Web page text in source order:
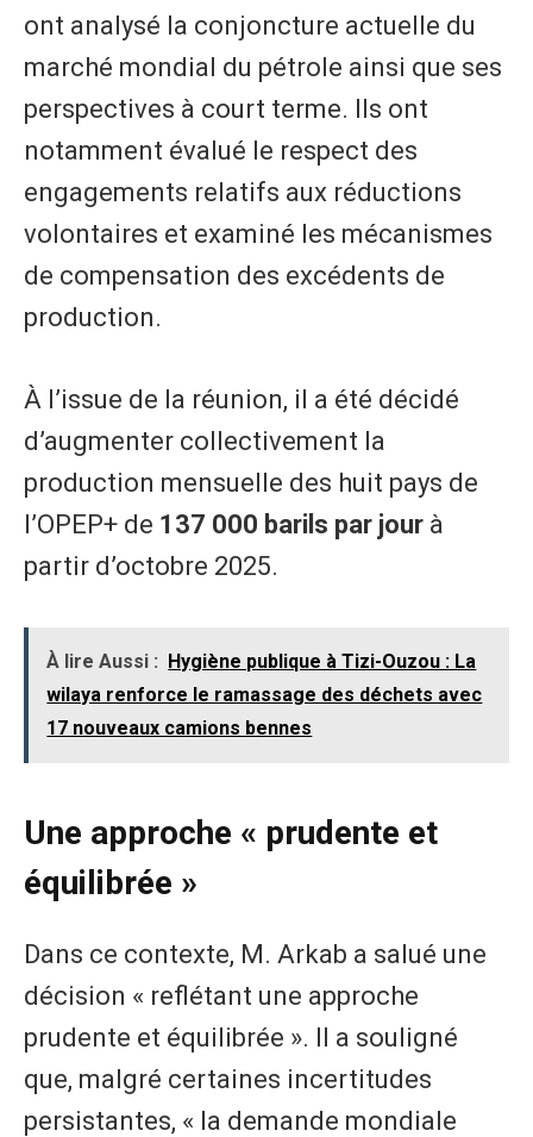
ont analysé la conjoncture actuelle du
marché mondial du pétrole ainsi que ses
perspectives à court terme. Ils ont
notamment évalué le respect des
engagements relatifs aux réductions
volontaires et examiné les mécanismes
de compensation des excédents de
production.
À l’issue de la réunion, il a été décidé
d’augmenter collectivement la
production mensuelle des huit pays de
l’OPEP+ de 137 000 barils par jour à
partir d’octobre 2025.
À lire Aussi : Hygiène publique à Tizi-Ouzou : La
wilaya renforce le ramassage des déchets avec
17 nouveaux camions bennes
Une approche « prudente et
équilibrée »
Dans ce contexte, M. Arkab a salué une
décision « reflétant une approche
prudente et équilibrée ». Il a souligné
que, malgré certaines incertitudes
persistantes, « la demande mondiale